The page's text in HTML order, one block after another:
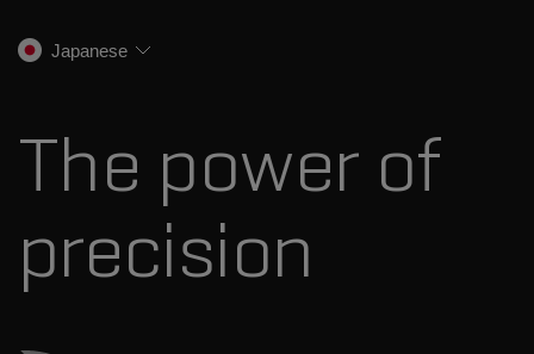
スペクトルライブラリ
キャリア
プレスリリース
Japanese
The power of
precision